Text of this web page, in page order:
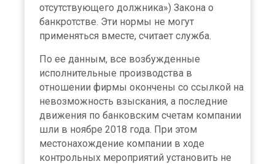
отсутствующего должника») Закона о
банкротстве. Эти нормы не могут
применяться вместе, считает служба.
По ее данным, все возбужденные
исполнительные производства в
отношении фирмы окончены со ссылкой на
невозможность взыскания, а последние
движения по банковским счетам компании
шли в ноябре 2018 года. При этом
местонахождение компании в ходе
контрольных мероприятий установить не